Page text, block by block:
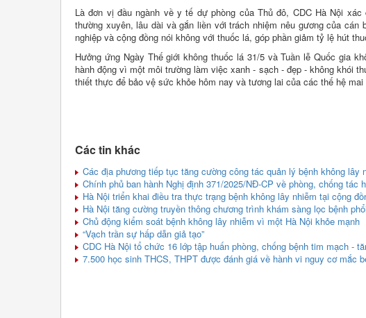
Là đơn vị đầu ngành về y tế dự phòng của Thủ đô, CDC Hà Nội
thường xuyên, lâu dài và gắn liền với trách nhiệm nêu gương của
nghiệp và cộng đồng nói không với thuốc lá, góp phần giảm tỷ lệ hút
Hưởng ứng Ngày Thế giới không thuốc lá 31/5 và Tuần lễ Quốc gia
hành động vì một môi trường làm việc xanh - sạch - đẹp - không khói
thiết thực để bảo vệ sức khỏe hôm nay và tương lai của các thế hệ mai
Các tin khác
Các địa phương tiếp tục tăng cường công tác quản lý bệnh không lây
Chính phủ ban hành Nghị định 371/2025/NĐ-CP về phòng, chống tác
Hà Nội triển khai điều tra thực trạng bệnh không lây nhiễm tại cộng
Hà Nội tăng cường truyền thông chương trình khám sàng lọc bệnh
Chủ động kiểm soát bệnh không lây nhiễm vì một Hà Nội khỏe mạnh
“Vạch trần sự hấp dẫn giả tạo”
CDC Hà Nội tổ chức 16 lớp tập huấn phòng, chống bệnh tim mạch -
7.500 học sinh THCS, THPT được đánh giá về hành vi nguy cơ mắc